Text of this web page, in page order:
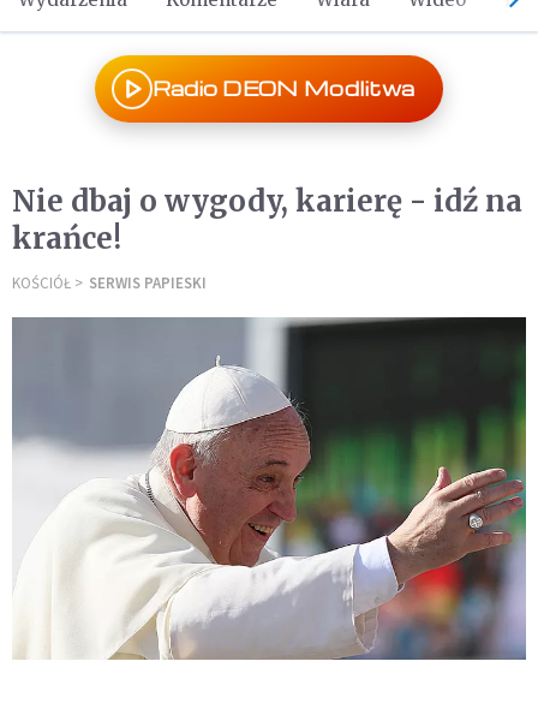
Radio DEON Modlitwa
Nie dbaj o wygody, karierę - idź na
krańce!
KOŚCIÓŁ SERWIS PAPIESKI